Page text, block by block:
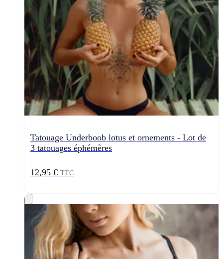
Tatouage Underboob lotus et ornements - Lot de
3 tatouages éphémères
12,95 € TTC